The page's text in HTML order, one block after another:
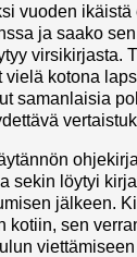
vuoden
ja saako
virsikirjasta.
kotona
samanlaisia
sekin löytyi
jälkeen.
kotiin, sen